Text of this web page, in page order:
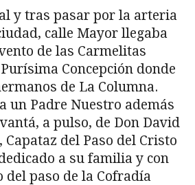
y tras pasar por la arteria
calle Mayor llegaba
de las Carmelitas
Concepción donde
de La Columna.
un Padre Nuestro además
a pulso, de Don David
del Paso del Cristo
a su familia y con
del paso de la Cofradía